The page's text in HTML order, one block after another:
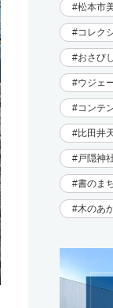
松本市
コレク
おさび
ウジェ
コンテ
比田井
戸隠神
書のま
木のあ